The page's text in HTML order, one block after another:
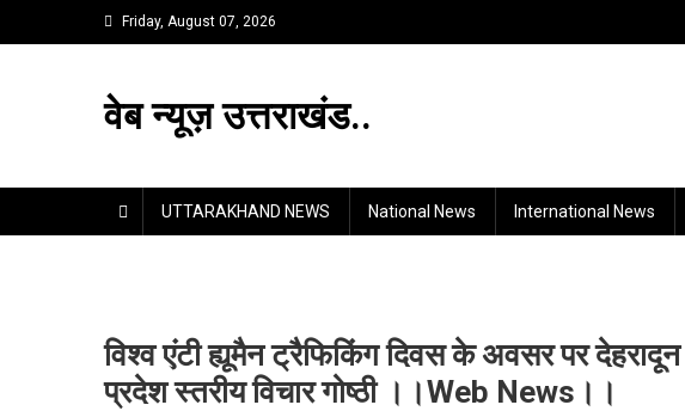
to
Friday, August 07, 2026
वेब न्यूज़ उत्तराखंड..
UTTARAKHAND NEWS National News International News
विश्व एंटी ह्यूमैन ट्रैफिकिंग दिवस के अवसर पर
प्रदेश स्तरीय विचार गोष्ठी ।।Web News।।